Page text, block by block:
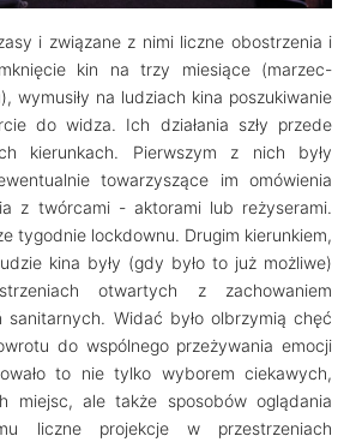
i związane z nimi liczne obostrzenia i
kin na trzy miesiące (marzec-
wymusiły na ludziach kina poszukiwanie
do widza. Ich działania szły przede
kierunkach. Pierwszym z nich były
towarzyszące im omówienia
z twórcami - aktorami lub reżyserami.
tygodnie lockdownu. Drugim kierunkiem,
kina były (gdy było to już możliwe)
otwartych z zachowaniem
sanitarnych. Widać było olbrzymią chęć
do wspólnego przeżywania emocji
to nie tylko wyborem ciekawych,
miejsc, ale także sposobów oglądania
liczne projekcje w przestrzeniach